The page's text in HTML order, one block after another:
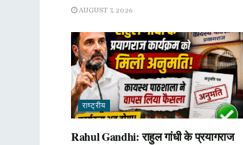
AUGUST 7, 2026
राष्ट्रीय
Rahul Gandhi: राहुल गांधी के प्रयागराज